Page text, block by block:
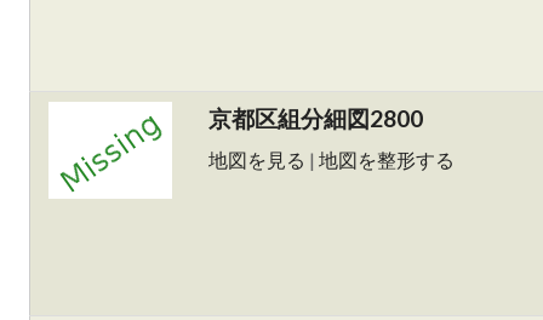
京都区組分細図2800
地図を見る | 地図を整形する